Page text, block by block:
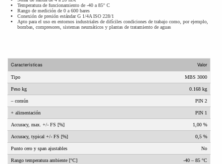
Temperatura de funcionamiento de -40 a 85° C
Rango de medición de 0 a 600 bares
Conexión de presión estándar G 1/4A ISO 228/1
Apto para el uso en entornos industriales de difíciles condiciones de trabajo como, por ejemplo,
bombas, compresores, sistemas neumáticos y plantas de tratamiento de aguas
Características Valor
Tipo MBS 3000
Peso kg 0.168 kg
– común PIN 2
+ alimentación PIN 1
Accuracy, max. +/- FS [%] 1,00 %
Accuracy, typical +/- FS [%] 0,5 %
Punto cero y span ajustables No
Rango temperatura ambiente [°C] -40 – 85 °C